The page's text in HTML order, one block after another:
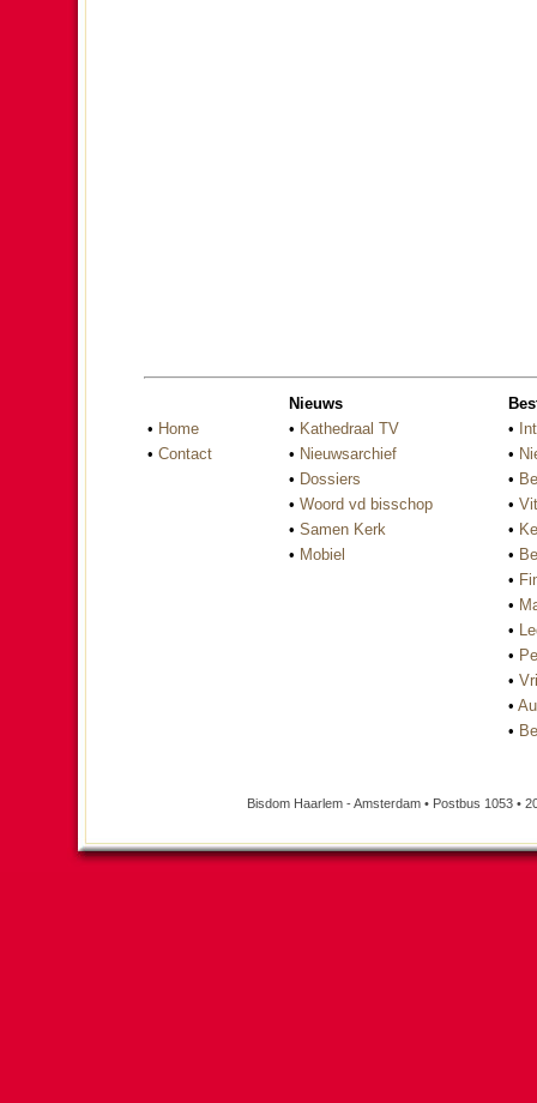
• Home
• Contact
Nieuws
• Kathedraal TV
• Nieuwsarchief
• Dossiers
• Woord vd bisschop
• Samen Kerk
• Mobiel
•
•
•
•
•
•
•
•
•
•
•
•
•
Bisdom Haarlem - Amsterdam • Postbus 1053 •